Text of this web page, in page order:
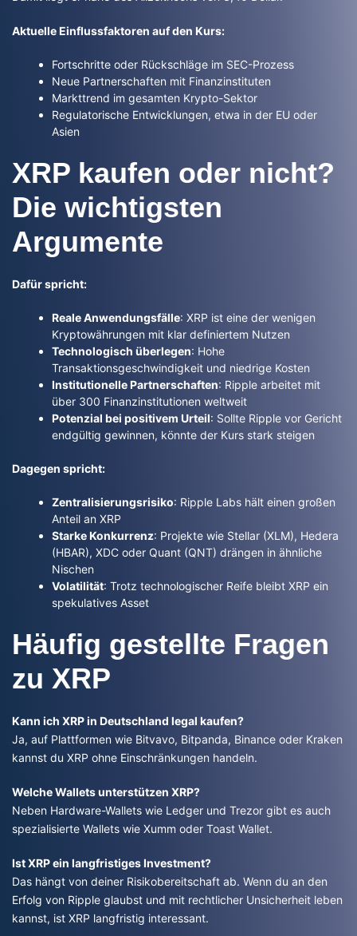
Aktuelle Einflussfaktoren auf den Kurs:
Fortschritte oder Rückschläge im SEC-Prozess
Neue Partnerschaften mit Finanzinstituten
Markttrend im gesamten Krypto-Sektor
Regulatorische Entwicklungen, etwa in der EU oder
Asien
XRP kaufen oder nicht?
Die wichtigsten
Argumente
Dafür spricht:
Reale Anwendungsfälle: XRP ist eine der wenigen
Kryptowährungen mit klar definiertem Nutzen
Technologisch überlegen: Hohe
Transaktionsgeschwindigkeit und niedrige Kosten
Institutionelle Partnerschaften: Ripple arbeitet mit
über 300 Finanzinstitutionen weltweit
Potenzial bei positivem Urteil: Sollte Ripple vor Gericht
endgültig gewinnen, könnte der Kurs stark steigen
Dagegen spricht:
Zentralisierungsrisiko: Ripple Labs hält einen großen
Anteil an XRP
Starke Konkurrenz: Projekte wie Stellar (XLM), Hedera
(HBAR), XDC oder Quant (QNT) drängen in ähnliche
Nischen
Volatilität: Trotz technologischer Reife bleibt XRP ein
spekulatives Asset
Häufig gestellte Fragen
zu XRP
Kann ich XRP in Deutschland legal kaufen?
Ja, auf Plattformen wie Bitvavo, Bitpanda, Binance oder Kraken
kannst du XRP ohne Einschränkungen handeln.
Welche Wallets unterstützen XRP?
Neben Hardware-Wallets wie Ledger und Trezor gibt es auch
spezialisierte Wallets wie Xumm oder Toast Wallet.
Ist XRP ein langfristiges Investment?
Das hängt von deiner Risikobereitschaft ab. Wenn du an den
Erfolg von Ripple glaubst und mit rechtlicher Unsicherheit leben
kannst, ist XRP langfristig interessant.